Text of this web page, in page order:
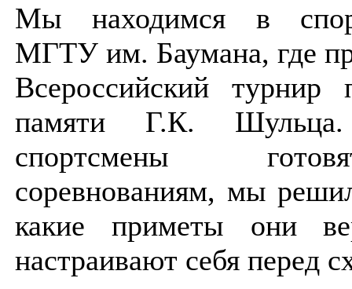
Мы находимся в
МГТУ им. Баумана, где
Всероссийский
памяти Г.К.
спортсмены
соревнованиям, мы
какие приметы они
настраивают себя перед